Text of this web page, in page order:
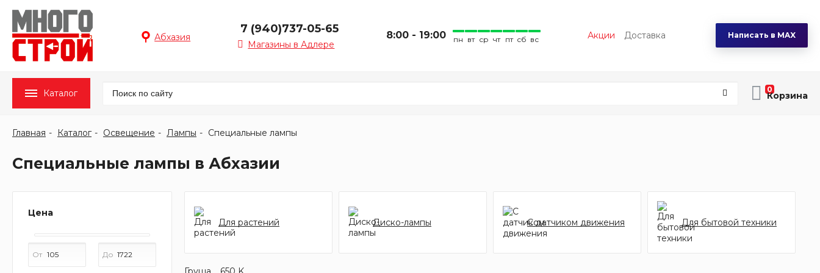
Абхазия
7 (940)737-05-65 Написать в MAX
Магазины в Адлере
8:00 - 19:00 пн вт ср чт пт сб вс Акции Доставка
Каталог 0
Главная Каталог Освещение Лампы Специальные лампы
Специальные лампы в Абхазии
Цена
От До
Для растений Диско-лампы С датчиком движения Для бытовой техники